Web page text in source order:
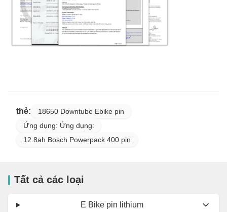
thẻ:
18650 Downtube Ebike pin
Ứng dụng: Ứng dụng:
12.8ah Bosch Powerpack 400 pin
Tất cả các loại
E Bike pin lithium